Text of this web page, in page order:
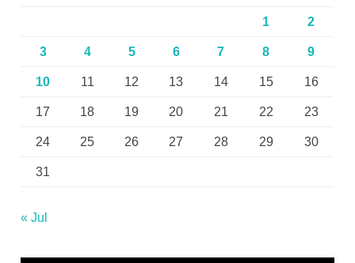
1 2
3 4 5 6 7 8 9
10 11 12 13 14 15 16
17 18 19 20 21 22 23
24 25 26 27 28 29 30
31
« Jul